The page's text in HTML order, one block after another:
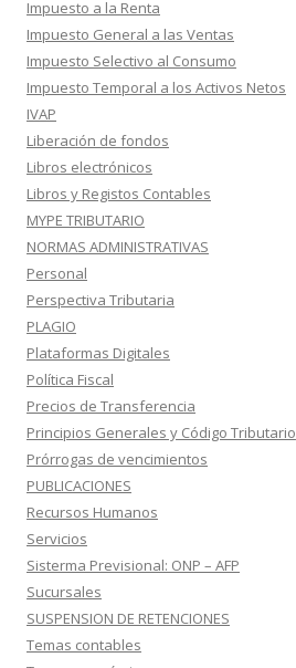
Impuesto a la Renta
Impuesto General a las Ventas
Impuesto Selectivo al Consumo
Impuesto Temporal a los Activos Netos
IVAP
Liberación de fondos
Libros electrónicos
Libros y Registos Contables
MYPE TRIBUTARIO
NORMAS ADMINISTRATIVAS
Personal
Perspectiva Tributaria
PLAGIO
Plataformas Digitales
Política Fiscal
Precios de Transferencia
Principios Generales y Código Tributario
Prórrogas de vencimientos
PUBLICACIONES
Recursos Humanos
Servicios
Sisterma Previsional: ONP – AFP
Sucursales
SUSPENSION DE RETENCIONES
Temas contables